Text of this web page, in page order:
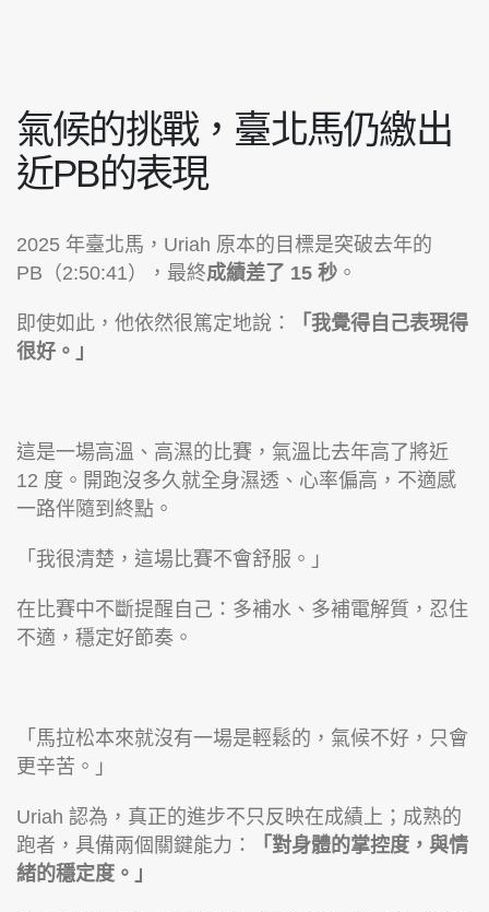
氣候的挑戰，臺北馬仍繳出
近PB的表現
2025 年臺北馬，Uriah 原本的目標是突破去年的
PB（2:50:41），最終成績差了 15 秒 。
即使如此，他依然很篤定地說：
「我覺得自己表現得
很好。」
這是一場高溫、高濕的比賽，氣溫比去年高了將近
12 度。開跑沒多久就全身濕透、心率偏高，不適感
一路伴隨到終點。
「我很清楚，這場比賽不會舒服。」
在比賽中不斷提醒自己：多補水、多補電解質，忍住
不適，穩定好節奏。
「馬拉松本來就沒有一場是輕鬆的，氣候不好，只會
更辛苦。」
Uriah 認為，真正的進步不只反映在成績上；成熟的
跑者，具備兩個關鍵能力：
「對身體的掌控度，與情
緒的穩定度。」